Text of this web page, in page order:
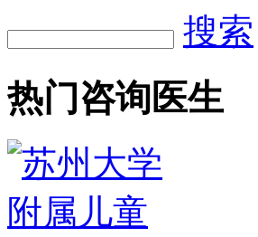
搜索
热门咨询医生